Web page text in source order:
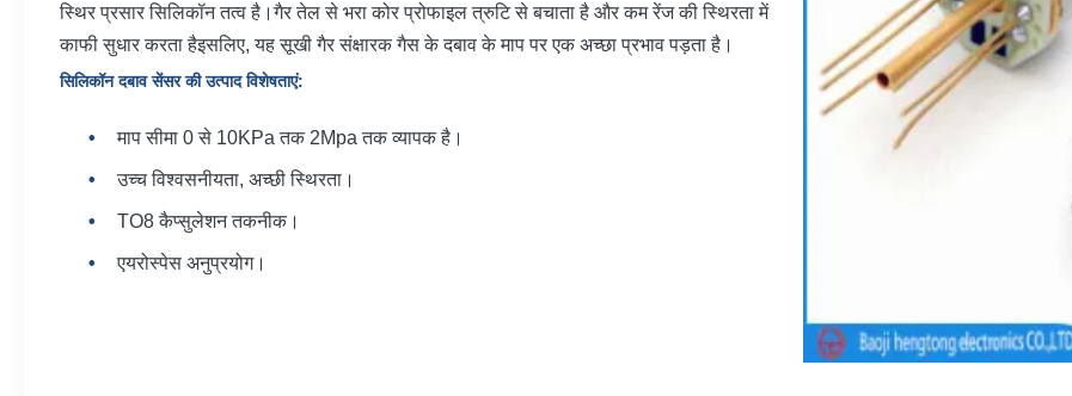
स्थिर प्रसार सिलिकॉन तत्व है।गैर तेल से भरा कोर प्रोफाइल त्रुटि से बचाता है और कम रेंज की स्थिरता में
काफी सुधार करता हैइसलिए, यह सूखी गैर संक्षारक गैस के दबाव के माप पर एक अच्छा प्रभाव पड़ता है।
सिलिकॉन दबाव सेंसर की उत्पाद विशेषताएं:
माप सीमा 0 से 10KPa तक 2Mpa तक व्यापक है।
उच्च विश्वसनीयता, अच्छी स्थिरता।
TO8 कैप्सुलेशन तकनीक।
एयरोस्पेस अनुप्रयोग।